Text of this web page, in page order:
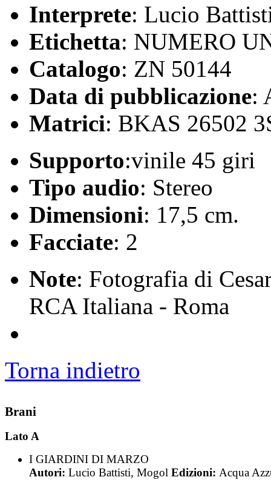
Interprete: Lucio
Etichetta: NUMERO
Catalogo: ZN 50144
Data di pubblicazione:
Matrici: BKAS 26502
Supporto:vinile 45 giri
Tipo audio: Stereo
Dimensioni: 17,5 cm.
Facciate: 2
Note: Fotografia di
RCA Italiana - Roma
Torna indietro
Brani
Lato A
I GIARDINI DI MARZO
Autori: Lucio Battisti, Mogol Edizioni: Acqua